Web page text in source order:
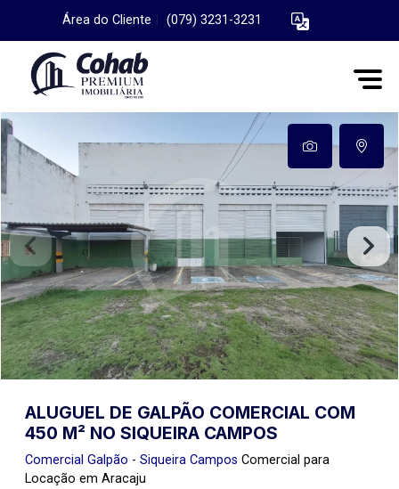
Área do Cliente (079) 3231-3231
ALUGUEL DE GALPÃO COMERCIAL COM
450 M² NO SIQUEIRA CAMPOS
Comercial Galpão - Siqueira Campos Comercial para
Locação em Aracaju